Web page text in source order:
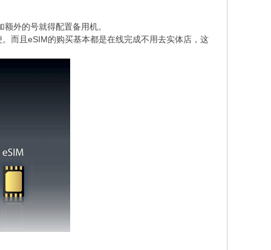
外的号就得配置备用机。
而且eSIM的购买基本都是在线完成不用去实体店，这